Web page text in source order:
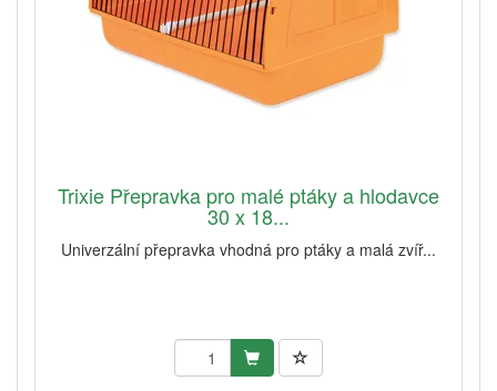
Trixie Přepravka pro malé ptáky a hlodavce
30 x 18...
Univerzální přepravka vhodná pro ptáky a malá zvíř...